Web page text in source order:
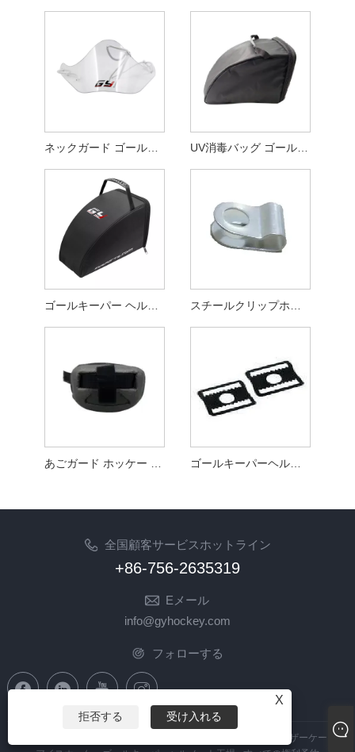
ネックガード ゴールキーパー ヘルメット アクセサリー UV消毒バッグ ゴールキーパーヘルメットアクセサリー
ゴールキーパー ヘルメット バッグ ホッケー ゴールキーパー ヘルメット アクセサリー
ゴールキーパーヘルメットホッケーゴールキーパーヘルメットアクセサリー用ビッグサークルバックル
全国顧客サービスホットライン
+86-756-2635319
Eメール
info@gyhockey.com
フォローする
Copyright © 2023 Zhuhai GY Hockey Co., Ltd. - 中国ホッケーバイザーケージ、
X
拒否する 受け入れる